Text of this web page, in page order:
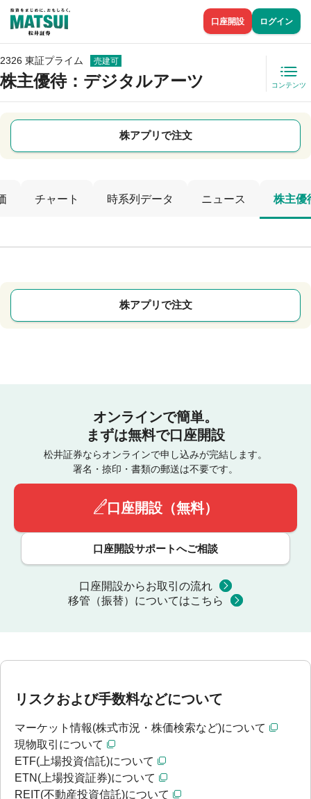
口座開設 ログイン
2326 東証プライム 売建可
株主優待：デジタルアーツ コンテンツ
株アプリで注文
チャート 時系列データ ニュース 株主優
株アプリで注文
オンラインで簡単。
まずは無料で口座開設
松井証券ならオンラインで申し込みが完結します。
署名・捺印・書類の郵送は不要です。
口座開設（無料）
口座開設サポートへご相談
口座開設からお取引の流れ
移管（振替）についてはこちら
リスクおよび手数料などについて
マーケット情報(株式市況・株価検索など)について
現物取引について
ETF(上場投資信託)について
ETN(上場投資証券)について
REIT(不動産投資信託)について